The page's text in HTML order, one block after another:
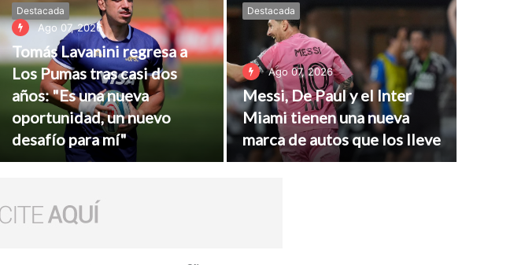
Destacada
Ago 07, 2026
Tomás Lavanini regresa a
Los Pumas tras casi dos
años: "Es una nueva
oportunidad, un nuevo
desafío para mí"
Destacada
Ago 07, 2026
Messi, De Paul y el Inter
Miami tienen una nueva
marca de autos que los lleve